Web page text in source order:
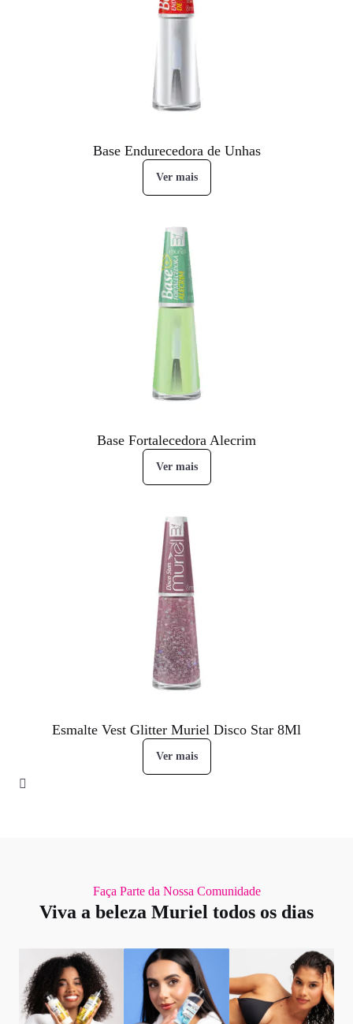
Base Endurecedora de Unhas
Ver mais
Base Fortalecedora Alecrim
Ver mais
Esmalte Vest Glitter Muriel Disco Star 8Ml
Ver mais
Faça Parte da Nossa Comunidade
Viva a beleza Muriel todos os dias